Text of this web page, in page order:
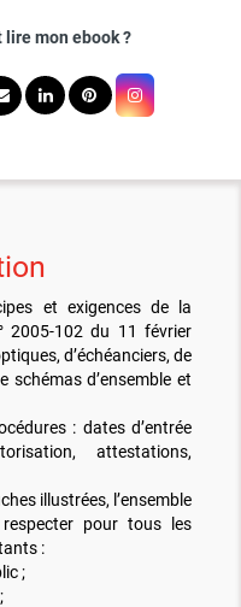
mon ebook ?
et exigences de la
2005-102 du 11 février
d’échéanciers, de
schémas d’ensemble et
: dates d’entrée
attestations,
illustrées, l’ensemble
pour tous les
:
;